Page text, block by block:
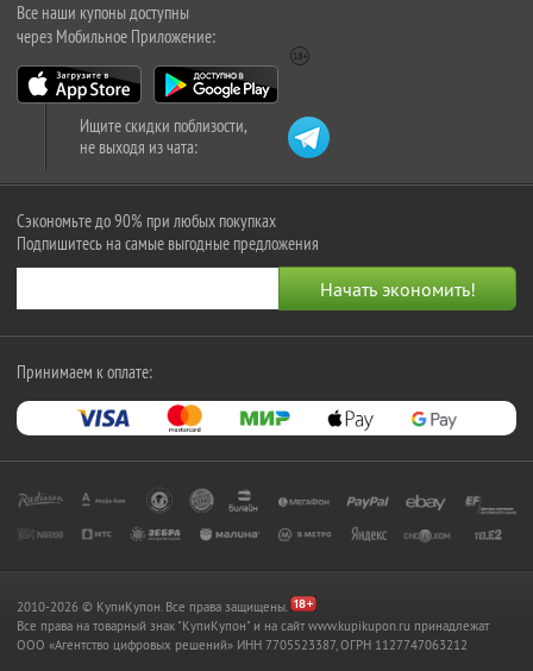
Все наши купоны доступны
через Мобильное Приложение:
Ищите скидки поблизости,
не выходя из чата:
Сэкономьте до 90% при любых покупках
Подпишитесь на самые выгодные предложения
Принимаем к оплате:
2010-2026 © КупиКупон. Все права защищены.
Все права на товарный знак "КупиКупон" и на сайт www.kupikupon.ru принадлежат
OOO «Агентство цифровых решений» ИНН 7705523387, ОГРН 1127747063212